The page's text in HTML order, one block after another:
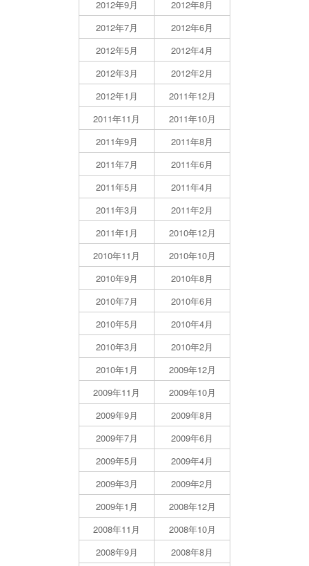
2012年9月
2012年8月
2012年7月
2012年6月
2012年5月
2012年4月
2012年3月
2012年2月
2012年1月
2011年12月
2011年11月
2011年10月
2011年9月
2011年8月
2011年7月
2011年6月
2011年5月
2011年4月
2011年3月
2011年2月
2011年1月
2010年12月
2010年11月
2010年10月
2010年9月
2010年8月
2010年7月
2010年6月
2010年5月
2010年4月
2010年3月
2010年2月
2010年1月
2009年12月
2009年11月
2009年10月
2009年9月
2009年8月
2009年7月
2009年6月
2009年5月
2009年4月
2009年3月
2009年2月
2009年1月
2008年12月
2008年11月
2008年10月
2008年9月
2008年8月